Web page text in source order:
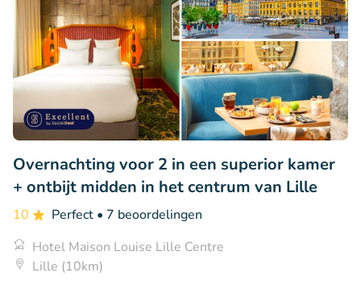
Overnachting voor 2 in een superior kamer
+ ontbijt midden in het centrum van Lille
10 Perfect • 7 beoordelingen
Hotel Maison Louise Lille Centre
Lille (10km)